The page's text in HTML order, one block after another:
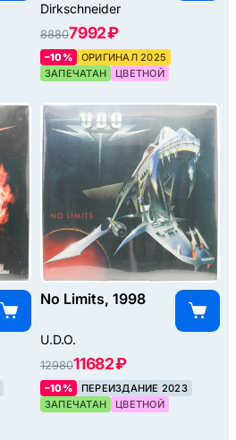
Dirkschneider
88807992 ₽
–10%
ОРИГИНАЛ 2025
ЗАПЕЧАТАН
ЦВЕТНОЙ
No Limits, 1998
U.D.O.
1298011682 ₽
–10%
ПЕРЕИЗДАНИЕ 2023
ЗАПЕЧАТАН
ЦВЕТНОЙ